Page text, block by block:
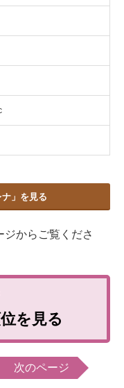
」を見る
からご覧くださ
を見る
次のページ